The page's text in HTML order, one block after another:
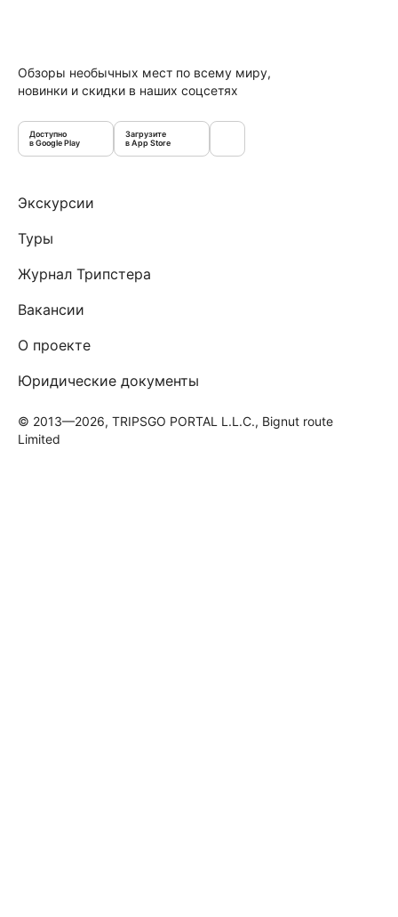
Обзоры необычных мест по всему миру,
новинки и скидки в наших соцсетях
Доступно
в Google Play
Загрузите
в App Store
Экскурсии
Туры
Журнал Трипстера
Вакансии
О проекте
Юридические документы
© 2013—2026, TRIPSGO PORTAL L.L.C., Bignut route
Limited